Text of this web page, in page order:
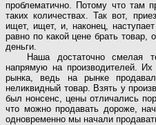
проблематично. Потому что там
таких количествах. Так вот,
ищет, ищет, и, наконец,
равно по какой цене брать товар,
деньги.
Наша достаточно смелая
напрямую на производителей.
рынка, ведь на рынке
неликвидный товар. Взять у
был нонсенс, цены отличались
что можно продавать дороже,
одновременно мы начали